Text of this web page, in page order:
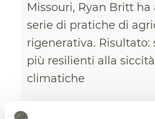
Missouri, Ryan Britt
serie di pratiche di
rigenerativa.
più resilienti alla
climatiche
21 Agosto 2025